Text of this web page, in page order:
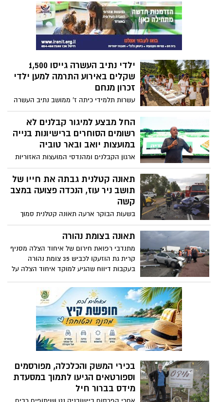
הבוקר (ג') בוצע גל מעצרים נרחב בדרום
ובמהלך היום תבקש המשטרה להאריך את
מעצרם של החשודים
ילדי נתיב העשרה גייסו 1,500
שקלים באירוע התרמה למען ילדי
זכרון מנחם
עשרות תלמידי כיתה ז' ממושב נתיב העשרה
הסמוך לרצועת עזה הצליחו לגייס 1,500 שקל
מאירוע התרמה שערכו למען ילדי זכרון מנחם,
והשבוע הגיעו לשמח את הילדים עם מתנות
שרכשו עבורם מהכסף שאספו.
החל מבצע למיגור קבלנים לא
רשומים הסוחרים ברישיונות בנייה
במועצות יואב ובאר טוביה
ארגון הקבלנים ומהנדסי המועצות האזוריות
של באר טוביה ויואב יצאו במבצע למיגור
קבלנים לא רשומים הסוחרים ברישיונות בנייה,
"קבלנים לא רשומים הם לא מקצועיים,
מעסיקים פועלים לא חוקיים, מתחמקים
מתשלום מיסים ומזלזלים בתקנות הבטיחות
וגורמים לתאונות עבודה" אומר מנכ"ל הארגון
תאונה קטלנית גבתה את חייו של
תושב ניר עוז, הנכדה פצועה במצב
קשה
בשעות הבוקר ארעה תאונה קטלנית סמוך
לקיבוץ עין השלשה , מדובר בתאונה חזיתית
בין שני רכבים, כתוצאה מהתאונה נהרג אריה
להב בן 80 תושב ניר עוז ונפצעה במצב קשה
נכדתו בת ה-9, וגם נהג הרכב השני נפגע
במצב קשה
תאונה בצומת נהורה
מתנדבי רפואת חירום של איחוד הצלה מסניף
קרית גת הוזעקו לכביש 35 צומת נהורה
בעקבות דיווח שהגיע למוקד איחוד הצלה על
העניקו טיפול רפואי ראשוני לפצועה אחת
במצב קל בזירת תאונה עצמית בה רכבה פגע
בעמוד, נסיבות התאונה בבדיקה.
בכירי המשק והכלכלה, מפורסמים
וספורטאים הגיעו לתמוך במסעדת
מידס בברור חיל